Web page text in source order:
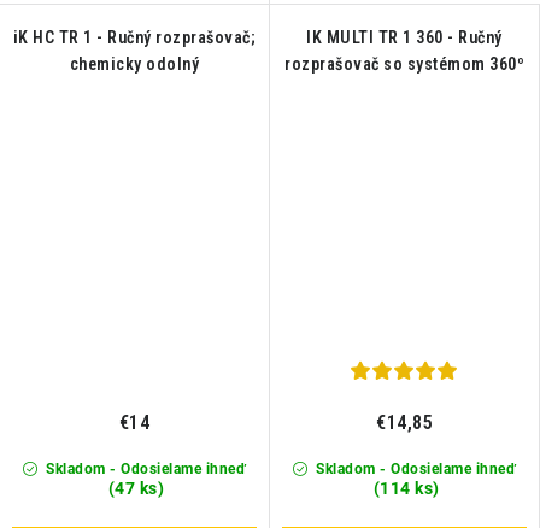
iK HC TR 1 - Ručný rozprašovač;
chemicky odolný
Skladom - Odosielame ihneď
(47 ks)
€14
IK MULTI TR 1 360 - Ručný
rozprašovač so systémom 360º
Skladom - Odosielame ihneď
(114 ks)
€14,85